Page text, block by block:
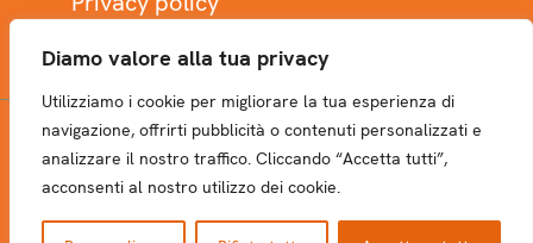
Diamo valore alla tua privacy
Utilizziamo i cookie per migliorare la tua esperienza di
navigazione, offrirti pubblicità o contenuti personalizzati e
analizzare il nostro traffico. Cliccando “Accetta tutti”,
acconsenti al nostro utilizzo dei cookie.
NEWSLETTER